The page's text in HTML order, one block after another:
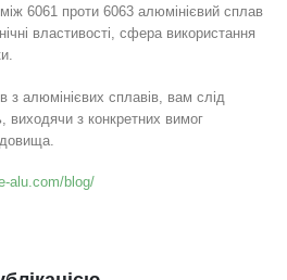
між 6061 проти 6063 алюмінієвий сплав
властивості, сфера використання
з алюмінієвих сплавів, вам слід
виходячи з конкретних вимог
alu.com/blog/